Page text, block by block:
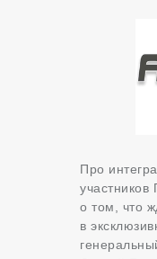
Про
о том, что
в